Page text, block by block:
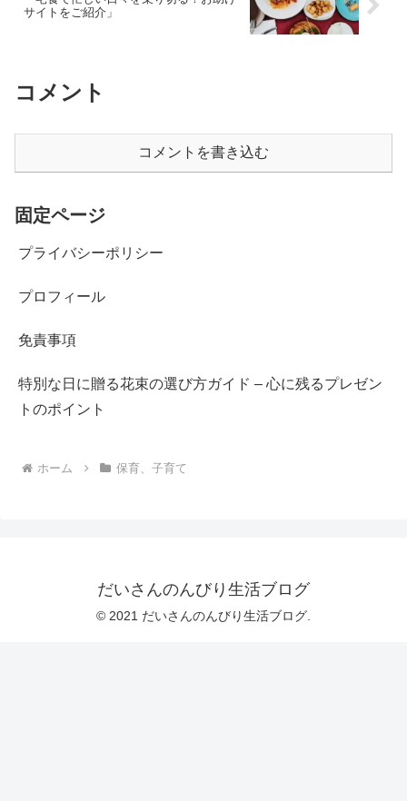
サイトをご紹介」
コメント
コメントを書き込む
固定ページ
プライバシーポリシー
プロフィール
免責事項
特別な日に贈る花束の選び方ガイド – 心に残るプレゼン
トのポイント
ホーム 保育、子育て
だいさんのんびり生活ブログ
© 2021 だいさんのんびり生活ブログ.